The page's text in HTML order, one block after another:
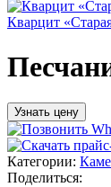
Кварцит
Узнать цену
Категории:
Поделиться: